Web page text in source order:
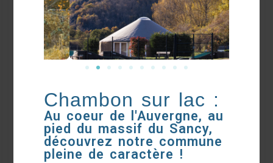
Chambon sur lac :
Au coeur de l'Auvergne, au
pied du massif du Sancy,
découvrez notre commune
pleine de caractère !